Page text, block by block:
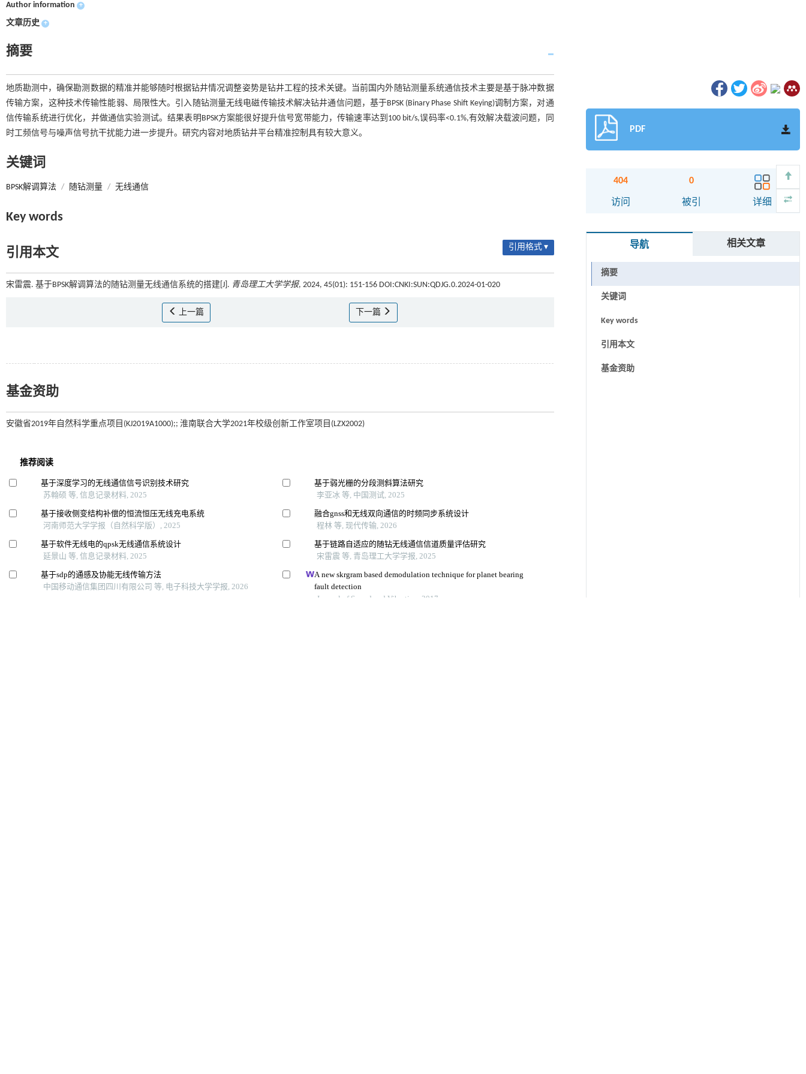
Author information +
文章历史 +
摘要
地质勘测中，确保勘测数据的精准并能够随时根据钻井情况调整姿势是钻井工程的技术关键。当前国内外随钻测量系统通信技术主要是基于脉冲数据
传输方案，这种技术传输性能弱、局限性大。引入随钻测量无线电磁传输技术解决钻井通信问题，基于BPSK (Binary Phase Shift Keying)调制方案，对通
信传输系统进行优化，并做通信实验测试。结果表明BPSK方案能很好提升信号宽带能力，传输速率达到100 bit/s,误码率<0.1%,有效解决载波问题，同
时工频信号与噪声信号抗干扰能力进一步提升。研究内容对地质钻井平台精准控制具有较大意义。
关键词
BPSK解调算法 / 随钻测量 / 无线通信
Key words
引用本文 引用格式 ▾
宋雷震. 基于BPSK解调算法的随钻测量无线通信系统的搭建[J]. 青岛理工大学学报, 2024, 45(01): 151-156 DOI:CNKI:SUN:QDJG.0.2024-01-020
上一篇 下一篇
基金资助
安徽省2019年自然科学重点项目(KJ2019A1000);; 淮南联合大学2021年校级创新工作室项目(LZX2002)
PDF
404
访问
0
被引 详细
导航 相关文章
摘要
关键词
Key words
引用本文
基金资助